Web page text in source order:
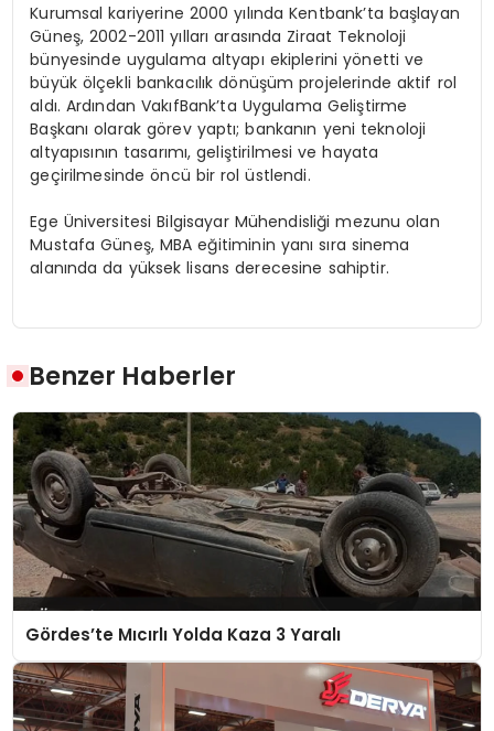
Kurumsal kariyerine 2000 yılında Kentbank’ta başlayan
Güneş, 2002-2011 yılları arasında Ziraat Teknoloji
bünyesinde uygulama altyapı ekiplerini yönetti ve
büyük ölçekli bankacılık dönüşüm projelerinde aktif rol
aldı. Ardından VakıfBank’ta Uygulama Geliştirme
Başkanı olarak görev yaptı; bankanın yeni teknoloji
altyapısının tasarımı, geliştirilmesi ve hayata
geçirilmesinde öncü bir rol üstlendi.
Ege Üniversitesi Bilgisayar Mühendisliği mezunu olan
Mustafa Güneş, MBA eğitiminin yanı sıra sinema
alanında da yüksek lisans derecesine sahiptir.
Benzer Haberler
Gördes’te Mıcırlı Yolda Kaza 3 Yaralı